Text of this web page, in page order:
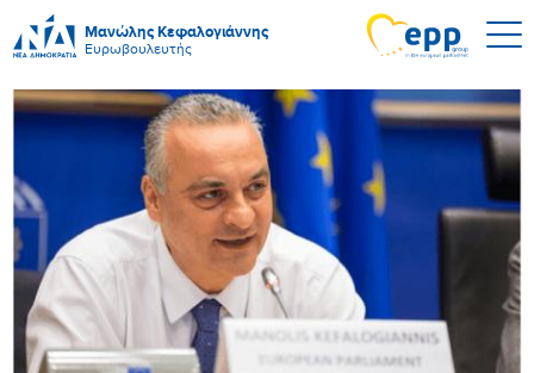
Μανώλης Κεφαλογιάννης
Ευρωβουλευτής